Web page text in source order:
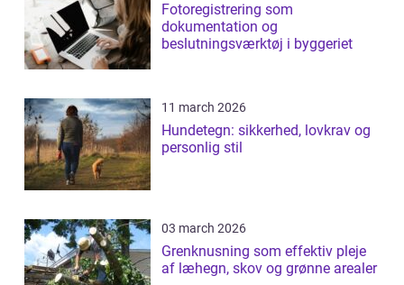
Fotoregistrering som
dokumentation og
beslutningsværktøj i byggeriet
11 march 2026
Hundetegn: sikkerhed, lovkrav og
personlig stil
03 march 2026
Grenknusning som effektiv pleje
af læhegn, skov og grønne arealer